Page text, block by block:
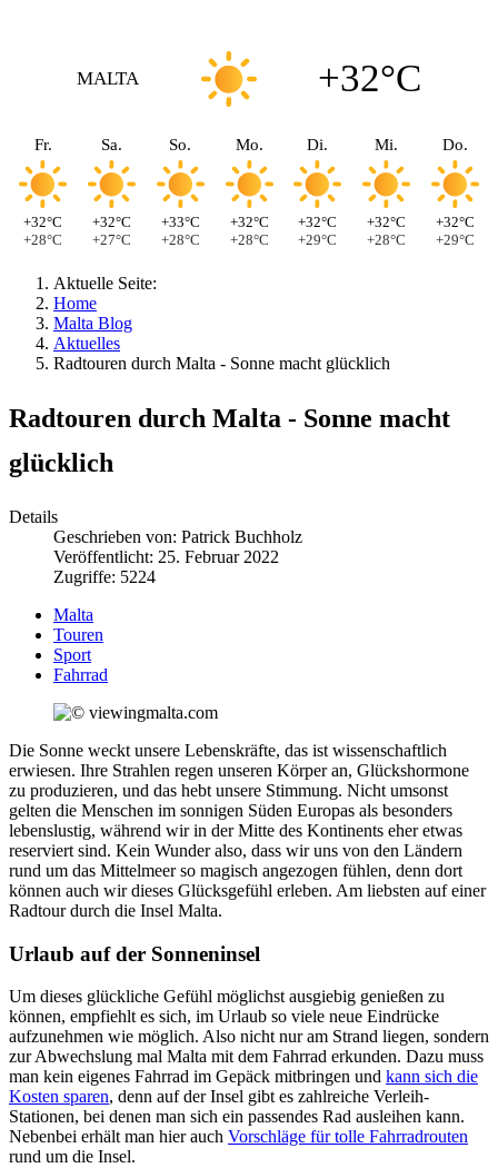
MALTA +32°C
Fr.
+32°C
+28°C
Sa.
+32°C
+27°C
So.
+33°C
+28°C
Mo.
+32°C
+28°C
Di.
+32°C
+29°C
Mi.
+32°C
+28°C
Do.
+32°C
+29°C
Aktuelle Seite:
Home
Malta Blog
Aktuelles
Radtouren durch Malta - Sonne macht glücklich
Radtouren durch Malta - Sonne macht
glücklich
Details
Geschrieben von: Patrick Buchholz
Veröffentlicht: 25. Februar 2022
Zugriffe: 5224
Malta
Touren
Sport
Fahrrad
Die Sonne weckt unsere Lebenskräfte, das ist wissenschaftlich
erwiesen. Ihre Strahlen regen unseren Körper an, Glückshormone
zu produzieren, und das hebt unsere Stimmung. Nicht umsonst
gelten die Menschen im sonnigen Süden Europas als besonders
lebenslustig, während wir in der Mitte des Kontinents eher etwas
reserviert sind. Kein Wunder also, dass wir uns von den Ländern
rund um das Mittelmeer so magisch angezogen fühlen, denn dort
können auch wir dieses Glücksgefühl erleben. Am liebsten auf einer
Radtour durch die Insel Malta.
Urlaub auf der Sonneninsel
Um dieses glückliche Gefühl möglichst ausgiebig genießen zu
können, empfiehlt es sich, im Urlaub so viele neue Eindrücke
aufzunehmen wie möglich. Also nicht nur am Strand liegen, sondern
zur Abwechslung mal Malta mit dem Fahrrad erkunden. Dazu muss
man kein eigenes Fahrrad im Gepäck mitbringen und kann sich die
Kosten sparen, denn auf der Insel gibt es zahlreiche Verleih-
Stationen, bei denen man sich ein passendes Rad ausleihen kann.
Nebenbei erhält man hier auch Vorschläge für tolle Fahrradrouten
rund um die Insel.